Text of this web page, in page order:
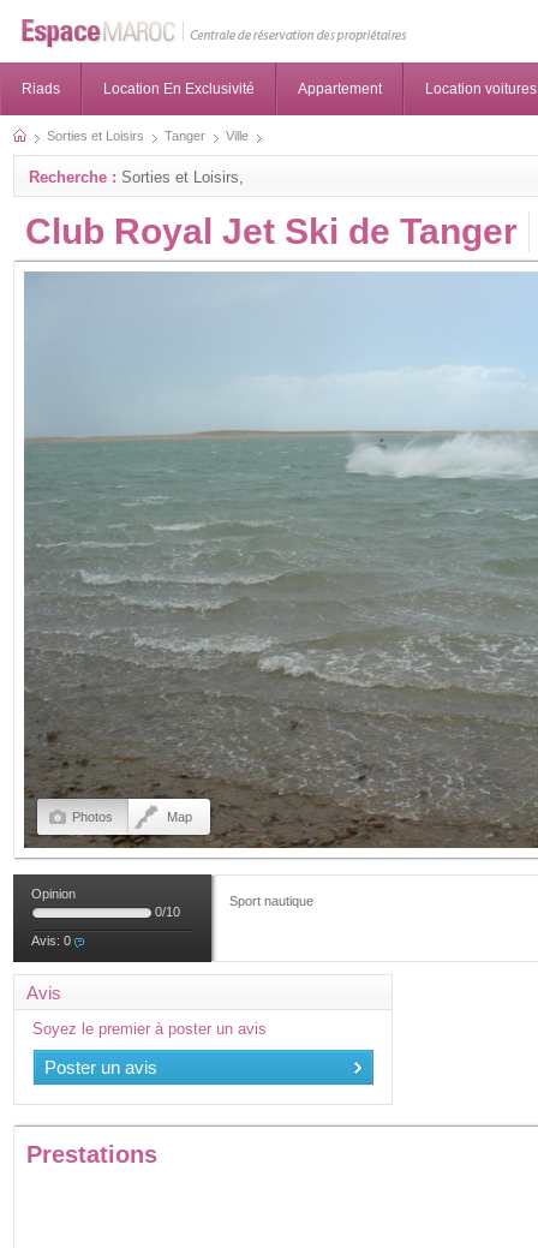
Riads Location En Exclusivité Appartement Location voitures
Sorties et Loisirs Tanger Ville
Recherche : Sorties et Loisirs,
Club Royal Jet Ski de Tanger
Photos Map
Opinion
0/10
Avis: 0
Sport nautique
Avis
Soyez le premier à poster un avis
Poster un avis
Prestations